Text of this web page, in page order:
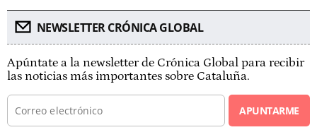
NEWSLETTER CRÓNICA GLOBAL
Apúntate a la newsletter de Crónica Global para recibir
las noticias más importantes sobre Cataluña.
APUNTARME